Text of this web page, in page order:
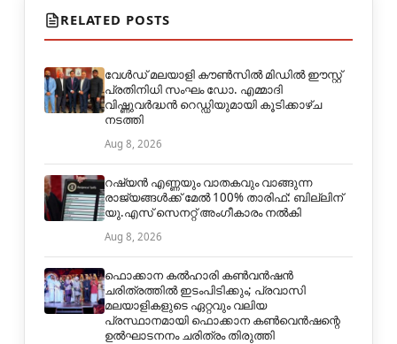
RELATED POSTS
വേൾഡ് മലയാളി കൗൺസിൽ മിഡിൽ ഈസ്റ്റ്
പ്രതിനിധി സംഘം ഡോ. എമ്മാദി
വിഷ്ണുവർദ്ധൻ റെഡ്ഡിയുമായി കൂടിക്കാഴ്ച
നടത്തി
Aug 8, 2026
റഷ്യൻ എണ്ണയും വാതകവും വാങ്ങുന്ന
രാജ്യങ്ങൾക്ക് മേൽ 100% താരിഫ്: ബില്ലിന്
യു.എസ് സെനറ്റ് അംഗീകാരം നൽകി
Aug 8, 2026
ഫൊക്കാന കൽഹാരി കൺവൻഷൻ
ചരിത്രത്തിൽ ഇടംപിടിക്കും; പ്രവാസി
മലയാളികളുടെ ഏറ്റവും വലിയ
പ്രസ്ഥാനമായി ഫൊക്കാന കൺവെൻഷന്റെ
ഉൽഘാടനനം ചരിത്രം തിരുത്തി